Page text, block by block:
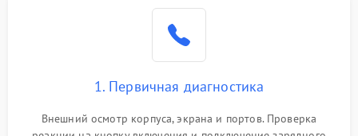
2000 ₽
Перегрев из‑за пыли,
неисправности кулера
1. Первичная диагностика
Внешний осмотр корпуса, экрана и портов. Проверка